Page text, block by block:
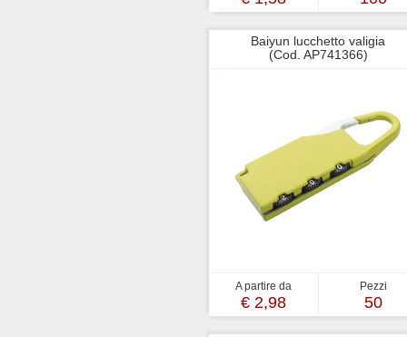
Baiyun lucchetto valigia
(Cod. AP741366)
A partire da
€ 2,98
Pezzi
50